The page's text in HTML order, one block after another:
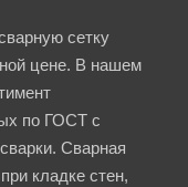
сетку
цене. В нашем
по ГОСТ с
Сварная
кладке стен,